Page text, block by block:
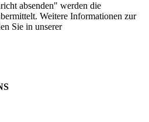
absenden" werden die
Weitere Informationen zur
Sie in unserer